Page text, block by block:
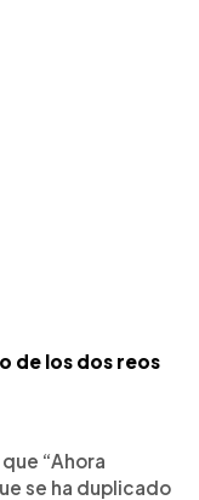
de los dos reos
“Ahora
se ha duplicado